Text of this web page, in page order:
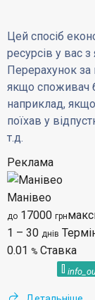
Цей спосіб
ресурсів у вас
Перерахунок
якщо споживач
наприклад, якщо
поїхав у
т.д.
Реклама
Манівео
до 17000грн
1 – 30днів
0.01 % Ставка